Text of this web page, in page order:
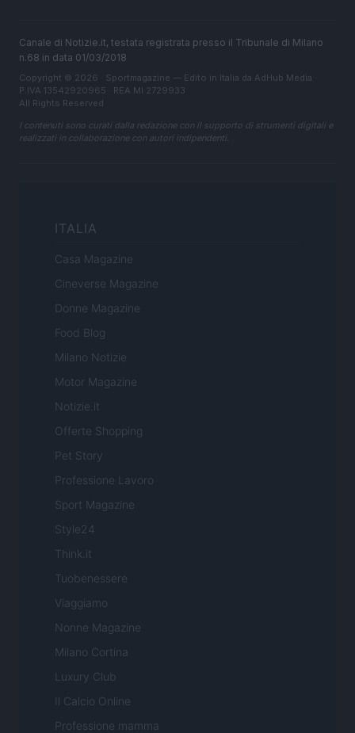
Canale di Notizie.it, testata registrata presso il Tribunale di Milano
n.68 in data 01/03/2018
Copyright © 2026 · Sportmagazine — Edito in Italia da AdHub Media
P.IVA 13542920965 · REA MI 2729933
All Rights Reserved
I contenuti sono curati dalla redazione con il supporto di strumenti digitali e
realizzati in collaborazione con autori indipendenti.
ITALIA
Casa Magazine
Cineverse Magazine
Donne Magazine
Food Blog
Milano Notizie
Motor Magazine
Notizie.it
Offerte Shopping
Pet Story
Professione Lavoro
Sport Magazine
Style24
Think.it
Tuobenessere
Viaggiamo
Nonne Magazine
Milano Cortina
Luxury Club
Il Calcio Online
Professione mamma